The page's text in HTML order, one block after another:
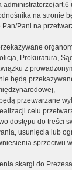
na stronie
Pani na
Prokuratura,
z
będą
przetwarzane
celu
dostępu do treści
usunięcia lub
sprzeciwu
skargi do